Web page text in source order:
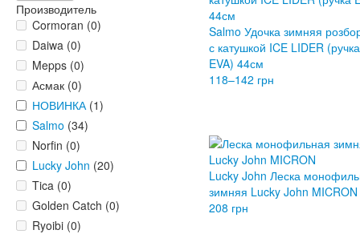
Производитель
Cormoran (0)
Daiwa (0)
Mepps (0)
Асмак (0)
НОВИНКА(1)
Salmo (34)
Norfin (0)
Lucky John (20)
Tica (0)
Golden Catch (0)
Ryoibi (0)
Salmo Удочка зимняя
с катушкой ICE LIDER (ручка
EVA) 44см
118–142 грн
Lucky John Леска
зимняя Lucky John MICRON
208 грн